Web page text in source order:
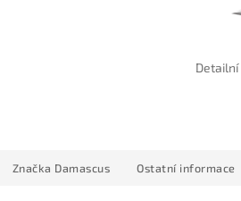
Značka Damascus Ostatní informace